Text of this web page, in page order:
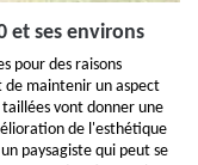
et ses environs
pour des raisons
de maintenir un aspect
vont donner une
de l'esthétique
paysagiste qui peut se